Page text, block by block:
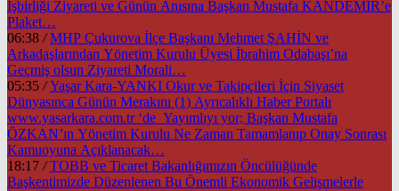
İşbirliği Ziyareti ve Günün Anısına Başkan Mustafa KANDEMİR’e
Plaket…
06:38 / MHP Çukurova İlçe Başkanı Mehmet ŞAHİN ve
Arkadaşlarından Yönetim Kurulu Üyesi İbrahim Odabaşı’na
Geçmiş olsun Ziyareti Morali…
05:35 / Yaşar Kara-YANKI Okur ve Takipçileri İçin Siyaset
Dünyasınca Günün Merakını (1) Ayrıcalıklı Haber Portalı
www.yasarkara.com.tr ‘de Yayımlıyı yor; Başkan Mustafa
ÖZKAN’ın Yönetim Kurulu Ne Zaman Tamamlanıp Onay Sonrası
Kamuoyuna Açıklanacak…
18:17 / TOBB ve Ticaret Bakanlığımızın Öncülüğünde
Başkentimizde Düzenlenen Bu Önemli Ekonomik Gelişmelerle